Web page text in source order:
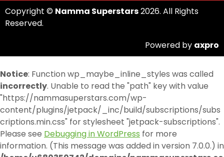
Copyright © Namma Superstars2026. All Rights
Reserved.
Powered by axpro
Notice: Function wp_maybe_inline_styles was called
incorrectly. Unable to read the "path" key with value
"https://nammasuperstars.com/wp-
content/plugins/jetpack/_inc/build/subscriptions/subs
criptions.min.css" for stylesheet "jetpack-subscriptions".
Please see Debugging in WordPress for more
information. (This message was added in version 7.0.0.) in